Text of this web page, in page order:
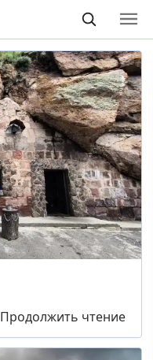
Продолжить чтение